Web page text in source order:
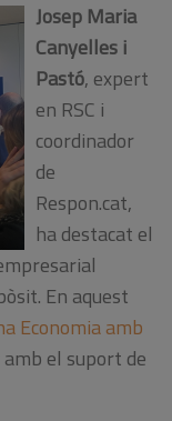
Josep Maria
Canyelles i
Pastó, expert
en RSC i
coordinador
de
Respon.cat,
ha destacat el
En aquest
Economia amb
el suport de